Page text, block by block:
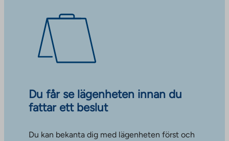
Du får se lägenheten innan du
fattar ett beslut
Du kan bekanta dig med lägenheten först och